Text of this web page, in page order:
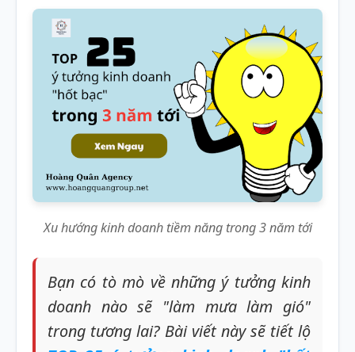
Xu hướng kinh doanh tiềm năng trong 3 năm tới
Bạn có tò mò về những ý tưởng kinh
doanh nào sẽ "làm mưa làm gió"
trong tương lai? Bài viết này sẽ tiết lộ